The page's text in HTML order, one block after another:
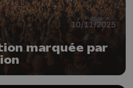
10/11/2025
marquée par